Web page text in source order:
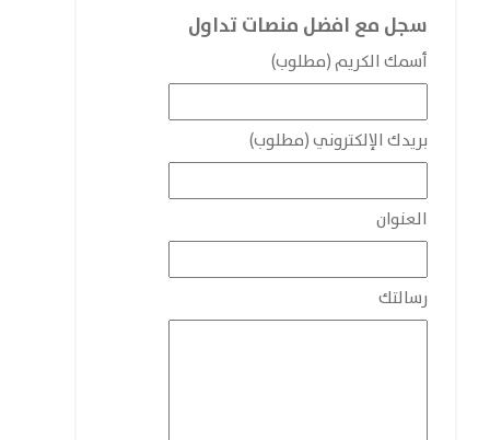
سجل مع افضل منصات تداول
أسمك الكريم (مطلوب)
بريدك الإلكتروني (مطلوب)
العنوان
رسالتك